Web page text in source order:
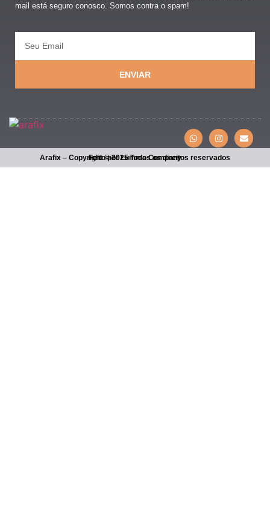
mail está seguro conosco. Somos contra o spam!
ENVIAR
Arafix – Copyright © 2025 Todos os direitos reservados
Feito por Lumma Company